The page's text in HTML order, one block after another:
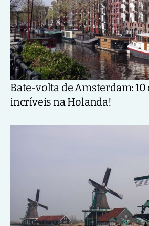
Bate-volta de Amsterdam: 10
incríveis na Holanda!